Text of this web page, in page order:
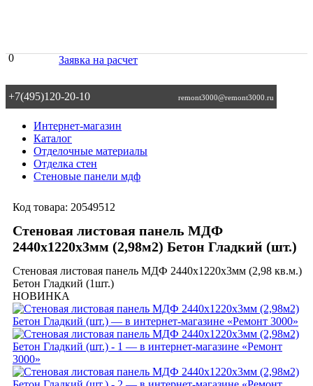
Заявка на расчет
0
+7(495)120-20-10 remont3000@remont3000.ru
Интернет-магазин
Каталог
Отделочные материалы
Отделка стен
Стеновые панели мдф
НОВИНКА
Код товара: 20549512
Стеновая листовая панель МДФ
2440х1220х3мм (2,98м2) Бетон Гладкий (шт.)
Стеновая листовая панель МДФ 2440х1220х3мм (2,98 кв.м.)
Бетон Гладкий (1шт.)